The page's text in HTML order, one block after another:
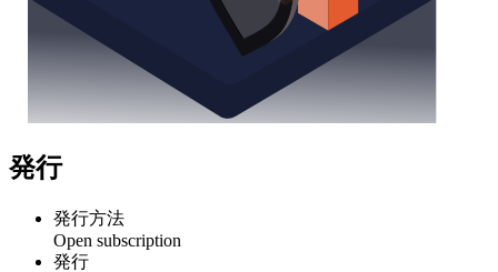
発行
発行方法
Open subscription
発行